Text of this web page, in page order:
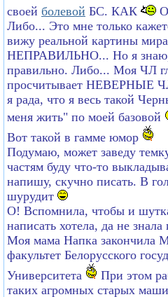
своей болевой БС. КАК
Либо... Это мне только
вижу реальной картины
НЕПРАВИЛЬНО... Но я знаю,
правильно. Либо... Моя ЧЛ
просчитывает НЕВЕРНЫЕ
я рада, что я весь такой
меня жить" по моей базовой
Вот такой в гамме юмор
Подумаю, может заведу
частям буду что-то
напишу, скучно писать. В
шурудит
О! Вспомнила, чтобы и
написать хотела, да не знала
Моя мама Напка закончила
факультет Белорусского
Университета
При этом
таких агромных старых